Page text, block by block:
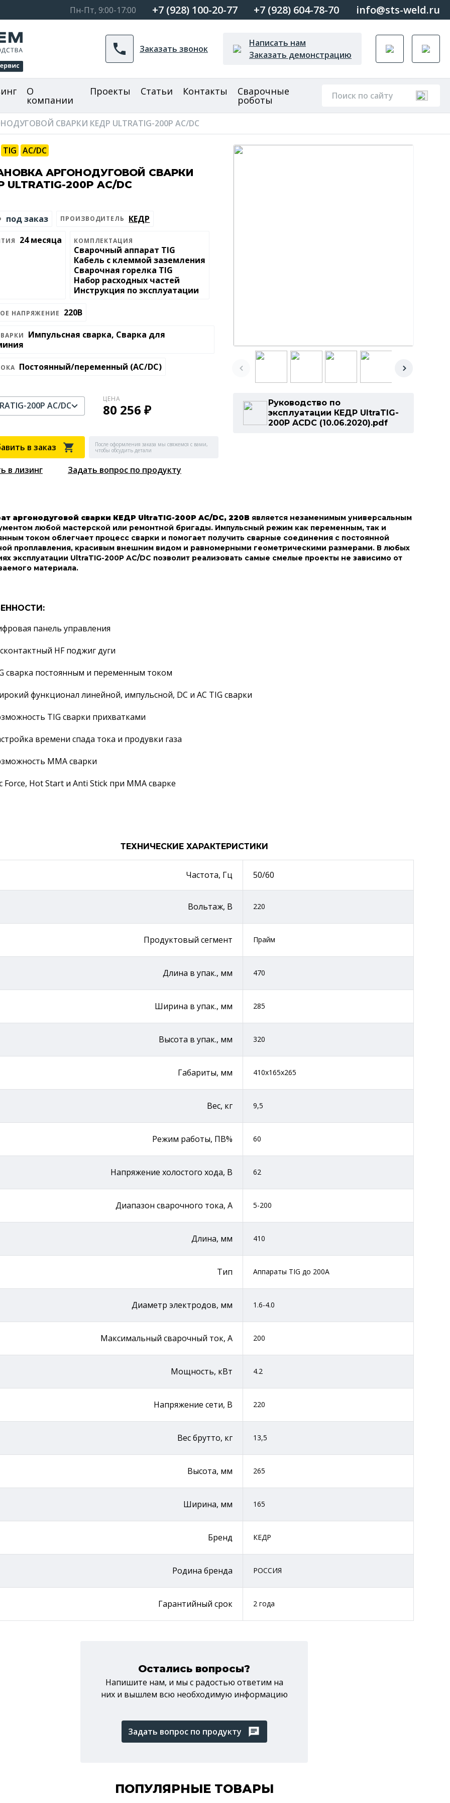
Пн-Пт, 9:00-17:00 +7 (928) 100-20-77 +7 (928) 604-78-70 info@sts-weld.ru
Заказать звонок
Написать нам
Заказать демонстрацию
О
компании
Проекты Статьи Контакты Сварочные
роботы
СВАРКИ КЕДР ULTRATIG-200P AC/DC
Руководство по
эксплуатации КЕДР UltraTIG-
200P ACDC (10.06.2020).pdf
TIG AC/DC
АРГОНОДУГОВОЙ СВАРКИ
ULTRATIG-200P AC/DC
под заказ ПРОИЗВОДИТЕЛЬ КЕДР
24 месяца КОМПЛЕКТАЦИЯ
Сварочный аппарат TIG
Кабель с клеммой заземления
Сварочная горелка TIG
Набор расходных частей
Инструкция по эксплуатации
НАПРЯЖЕНИЕ 220В
Импульсная сварка, Сварка для
Постоянный/переменный (AC/DC)
200P AC/DC
ЦЕНА
80 256 ₽
в заказ
После оформления заказа мы свяжемся с вами,
чтобы обсудить детали
в лизинг Задать вопрос по продукту
аргонодуговой сварки КЕДР UltraTIG-200P AC/DC, 220В является незаменимым универсальным
любой мастерской или ремонтной бригады. Импульсный режим как переменным, так и
током облегчает процесс сварки и помогает получить сварные соединения с постоянной
проплавления, красивым внешним видом и равномерными геометрическими размерами. В любых
эксплуатации UltraTIG-200P AC/DC позволит реализовать самые смелые проекты не зависимо от
материала.
панель управления
HF поджиг дуги
сварка постоянным и переменным током
функционал линейной, импульсной, DC и AC TIG сварки
TIG сварки прихватками
времени спада тока и продувки газа
ММА сварки
Force, Hot Start и Anti Stick при ММА сварке
ТЕХНИЧЕСКИЕ ХАРАКТЕРИСТИКИ
Частота, Гц 50/60
Вольтаж, В 220
Продуктовый сегмент Прайм
Длина в упак., мм 470
Ширина в упак., мм 285
Высота в упак., мм 320
Габариты, мм 410x165x265
Вес, кг 9,5
Режим работы, ПВ% 60
Напряжение холостого хода, В 62
Диапазон сварочного тока, А 5-200
Длина, мм 410
Тип Аппараты TIG до 200А
Диаметр электродов, мм 1.6-4.0
Максимальный сварочный ток, А 200
Мощность, кВт 4.2
Напряжение сети, В 220
Вес брутто, кг 13,5
Высота, мм 265
Ширина, мм 165
Бренд КЕДР
Родина бренда РОССИЯ
Гарантийный срок 2 года
Остались вопросы?
Напишите нам, и мы c радостью ответим на
них и вышлем всю необходимую информацию
Задать вопрос по продукту
ПОПУЛЯРНЫЕ ТОВАРЫ